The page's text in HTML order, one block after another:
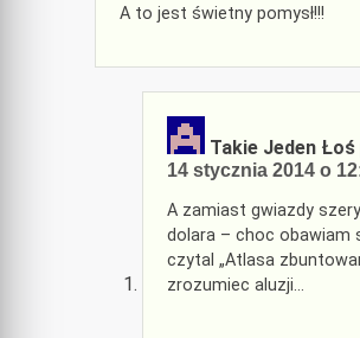
A to jest świetny pomysł!!!
Takie Jeden Łoś
14 stycznia 2014 o
A zamiast gwiazdy
dolara – choc obawiam
czytal „Atlasa
zrozumiec aluzji…